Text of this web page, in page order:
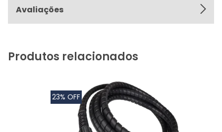
Avaliações
Produtos relacionados
23% OFF